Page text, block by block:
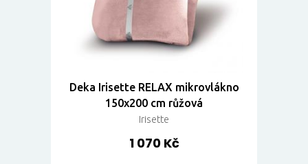
Deka Irisette RELAX mikrovlákno
150x200 cm růžová
Irisette
1 070 Kč